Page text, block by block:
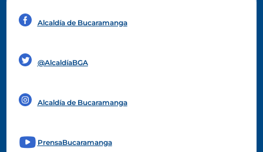
Alcaldía de Bucaramanga
@AlcaldíaBGA
Alcaldía de Bucaramanga
PrensaBucaramanga